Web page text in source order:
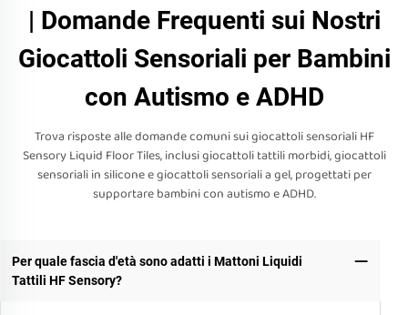
| Domande Frequenti sui Nostri
Giocattoli Sensoriali per Bambini
con Autismo e ADHD
Trova risposte alle domande comuni sui giocattoli sensoriali HF
Sensory Liquid Floor Tiles, inclusi giocattoli tattili morbidi, giocattoli
sensoriali in silicone e giocattoli sensoriali a gel, progettati per
supportare bambini con autismo e ADHD.
Per quale fascia d'età sono adatti i Mattoni Liquidi
Tattili HF Sensory?